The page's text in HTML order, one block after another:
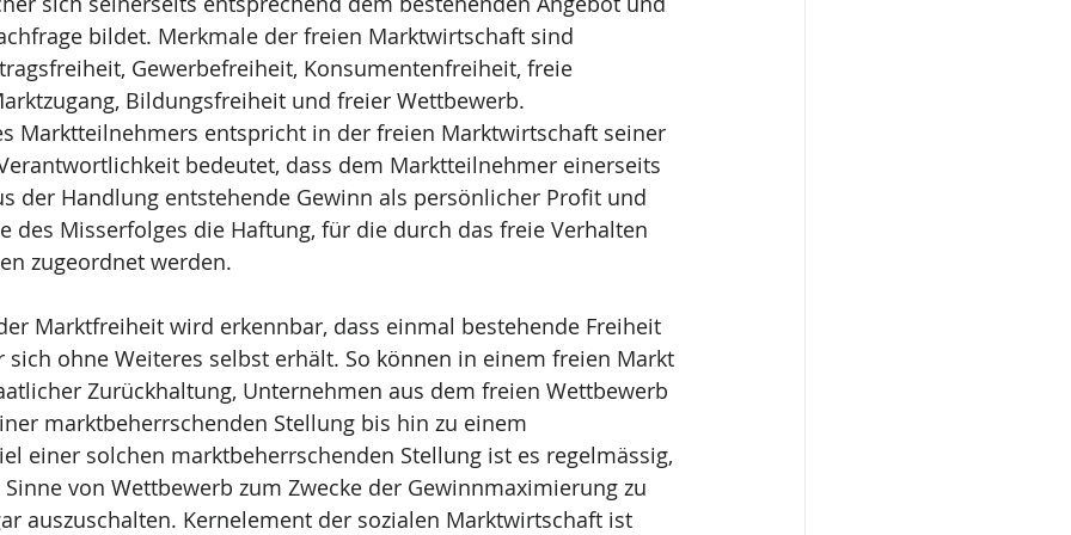
bildet. Merkmale der freien Marktwirtschaft sind
Gewerbefreiheit, Konsumentenfreiheit, freie
Bildungsfreiheit und freier Wettbewerb.
Marktteilnehmers entspricht in der freien Marktwirtschaft seiner
bedeutet, dass dem Marktteilnehmer einerseits
der Handlung entstehende Gewinn als persönlicher Profit und
des Misserfolges die Haftung, für die durch das freie Verhalten
zugeordnet werden.
Marktfreiheit wird erkennbar, dass einmal bestehende Freiheit
sich ohne Weiteres selbst erhält. So können in einem freien Markt
Zurückhaltung, Unternehmen aus dem freien Wettbewerb
marktbeherrschenden Stellung bis hin zu einem
einer solchen marktbeherrschenden Stellung ist es regelmässig,
von Wettbewerb zum Zwecke der Gewinnmaximierung zu
auszuschalten. Kernelement der sozialen Marktwirtschaft ist